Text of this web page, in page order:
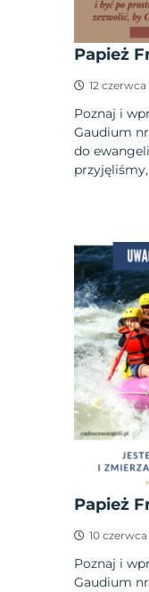
Papież
12
Poznaj i
Gaudium
do
Papież
10
Poznaj i
Gaudium